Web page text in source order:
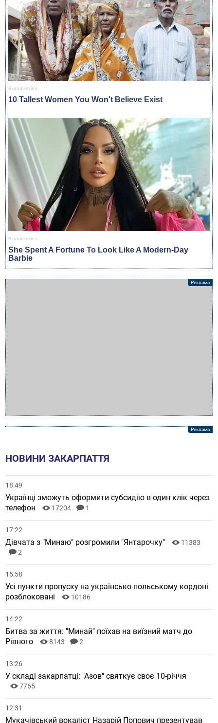
НОВИНИ ЗАКАРПАТТЯ
18:49
Українці зможуть оформити субсидію в один клік через
телефон
17204 1
17:22
Дівчата з "Минаю" розгромили "Янтарочку"
11383
2
15:58
Усі пункти пропуску на українсько-польському кордоні
розблоковані
10186
14:22
Битва за життя: "Минай" поїхав на виїзний матч до
Рівного
8143 2
13:26
У складі закарпатці: "Азов" святкує своє 10-річчя
7765
12:31
Мукачівський вокаліст Назарій Попович презентував